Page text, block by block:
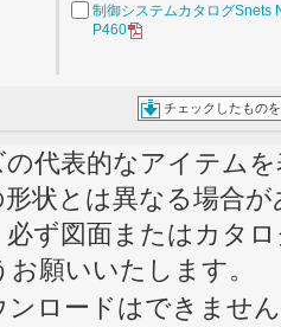
制御システムカタログSnets
P460
チェックしたもの
代表的なアイテム
状とは異なる場合
ず図面またはカタ
願いいたします。
ンロードはできませ